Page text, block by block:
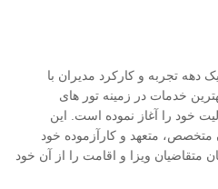
دهه تجربه و کارکرد مدیران با
خدمات در زمینه تور های
خود را آغاز نموده است. این
متعهد و کارآزموده خود
متقاضیان ویزا و اقامت را از آن خود